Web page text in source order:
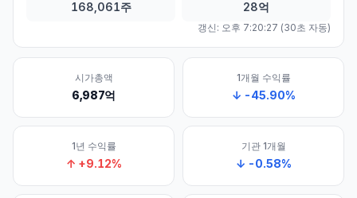
168,061주 28억
갱신: 오후 7:20:27 (30초 자동)
시가총액
6,987억
1개월 수익률
↓ -45.90%
1년 수익률
↑ +9.12%
기관 1개월
↓ -0.58%